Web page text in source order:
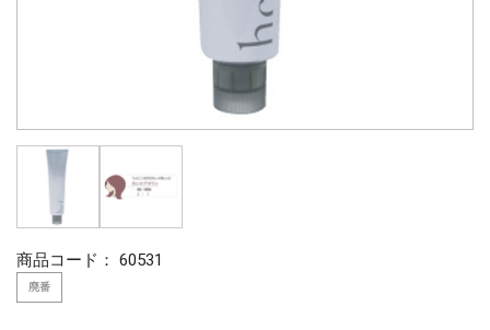
商品コード： 60531
廃番